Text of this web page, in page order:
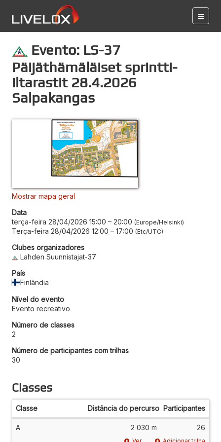
Evento: LS-37
Päijäthämäläiset sprintti-
iltarastit 28.4.2026
Salpakangas
Mostrar mapa geral
Data
terça-feira 28/04/2026 15:00 – 20:00 Europe/Helsinki
Terça-feira 28/04/2026 12:00 – 17:00 Etc/UTC
Clubes organizadores
Lahden Suunnistajat-37
País
Finlândia
Nível do evento
Evento recreativo
Número de classes
2
Número de participantes com trilhas
30
Classes
Classe Distância do percurso Participantes
A 2 030 m 26